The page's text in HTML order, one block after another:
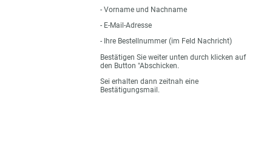
- Vorname und Nachname
- E-Mail-Adresse
- Ihre Bestellnummer (im Feld Nachricht)
Bestätigen Sie weiter unten durch klicken auf
den Button "Abschicken.
Sei erhalten dann zeitnah eine
Bestätigungsmail.